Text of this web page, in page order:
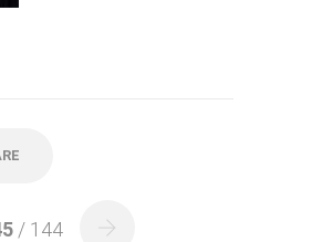
/ 144